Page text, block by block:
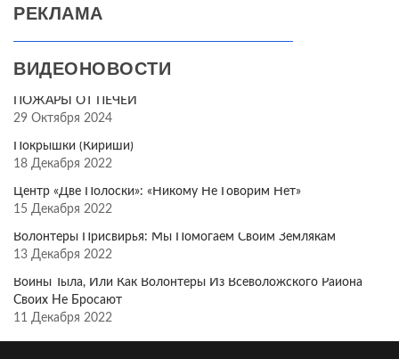
РЕКЛАМА
ВИДЕОНОВОСТИ
ПОЖАРЫ ОТ ПЕЧЕЙ
29 Октября 2024
Покрышки (Кириши)
18 Декабря 2022
Центр «Две Полоски»: «Никому Не Говорим Нет»
15 Декабря 2022
Волонтёры Присвирья: Мы Помогаем Своим Землякам
13 Декабря 2022
Воины Тыла, Или Как Волонтёры Из Всеволожского Района
Своих Не Бросают
11 Декабря 2022